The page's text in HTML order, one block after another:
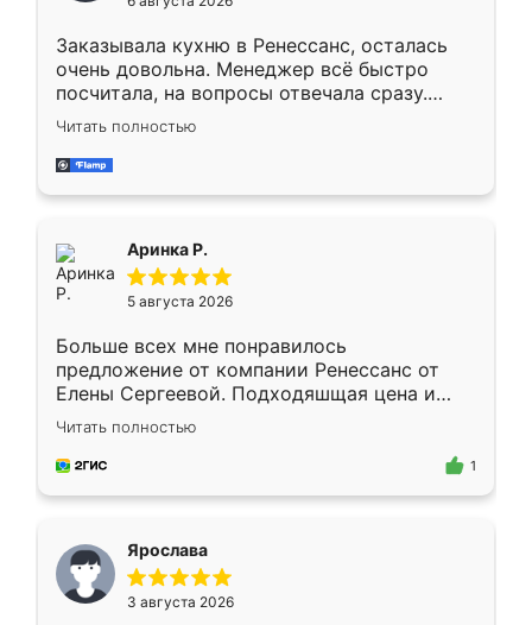
мебели буду заказывать только здесь.
Заказывала кухню в Ренессанс, осталась
очень довольна. Менеджер всё быстро
посчитала, на вопросы отвечала сразу.
Замерщик приехал в субботу, подошёл к
делу со всей ответственностью. Собрали
за день, ребята работали аккуратно, даже
Читать полностью
Аринка Р.
5 августа 2026
Больше всех мне понравилось
предложение от компании Ренессанс от
Елены Сергеевой. Подходяшщая цена и
короткие сроки изготовления. Приехавший
для замера сотрудник Владислав
предложил по моему эскизу самый
Читать полностью
1
Ярослава
3 августа 2026